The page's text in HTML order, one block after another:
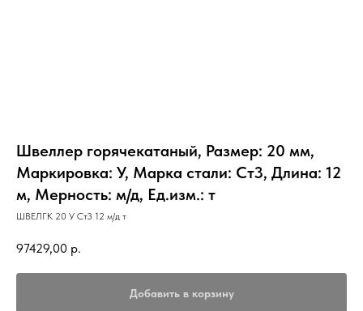
Швеллер горячекатаный, Размер: 20 мм,
Маркировка: У, Марка стали: Ст3, Длина: 12
м, Мерность: м/д, Ед.изм.: т
ШВЕЛГК 20 У Ст3 12 м/д т
97429,00 р.
Добавить в корзину